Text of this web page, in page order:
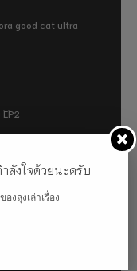
good cat ultra
ลังใจด้วยนะครับ